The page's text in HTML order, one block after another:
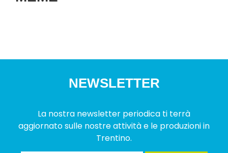
NEWSLETTER
La nostra newsletter periodica ti terrà
aggiornato sulle nostre attività e le produzioni in
Trentino.